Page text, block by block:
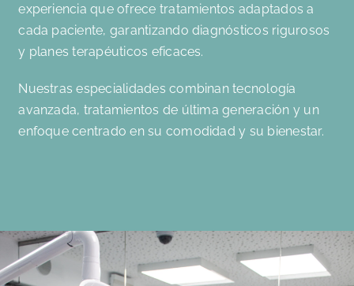
experiencia que ofrece tratamientos adaptados a
cada paciente, garantizando diagnósticos rigurosos
y planes terapéuticos eficaces.
Nuestras especialidades combinan tecnología
avanzada, tratamientos de última generación y un
enfoque centrado en su comodidad y su bienestar.